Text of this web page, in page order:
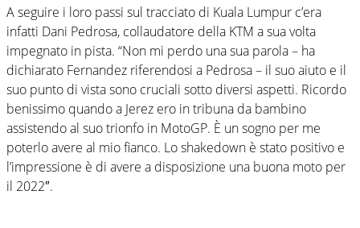
A seguire i loro passi sul tracciato di Kuala Lumpur c’era
infatti Dani Pedrosa, collaudatore della KTM a sua volta
impegnato in pista. “Non mi perdo una sua parola – ha
dichiarato Fernandez riferendosi a Pedrosa – il suo aiuto e il
suo punto di vista sono cruciali sotto diversi aspetti. Ricordo
benissimo quando a Jerez ero in tribuna da bambino
assistendo al suo trionfo in MotoGP. È un sogno per me
poterlo avere al mio fianco. Lo shakedown è stato positivo e
l’impressione è di avere a disposizione una buona moto per
il 2022″.